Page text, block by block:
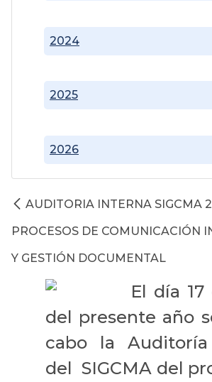
2024
2025
2026
AUDITORIA INTERNA SIGCMA
PROCESOS DE COMUNICACIÓN
Y GESTIÓN DOCUMENTAL
El día
del presente año
cabo la
del SIGCMA del